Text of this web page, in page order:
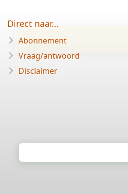
Direct naar...
Abonnement
Vraag/antwoord
Disclaimer